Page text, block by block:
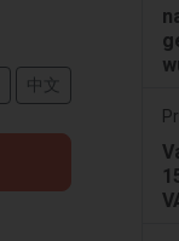
中文